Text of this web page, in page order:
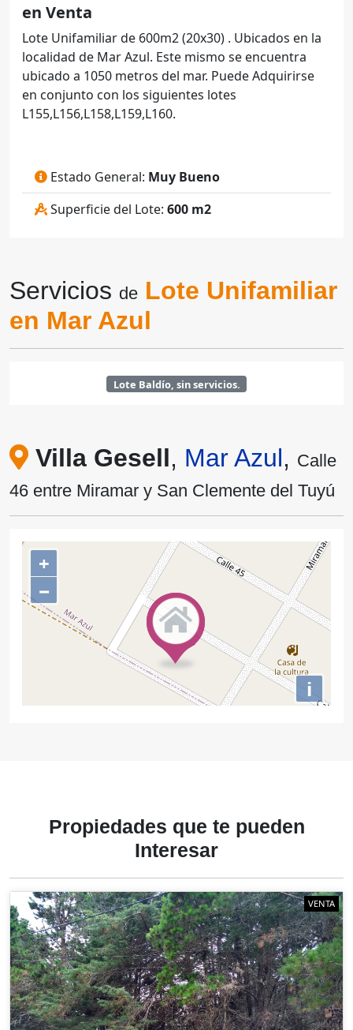
en Venta
Lote Unifamiliar de 600m2 (20x30) . Ubicados en la
localidad de Mar Azul. Este mismo se encuentra
ubicado a 1050 metros del mar. Puede Adquirirse
en conjunto con los siguientes lotes
L155,L156,L158,L159,L160.
Estado General: Muy Bueno
Superficie del Lote: 600 m2
Servicios de Lote Unifamiliar
en Mar Azul
Lote Baldío, sin servicios.
Villa Gesell, Mar Azul, Calle
46 entre Miramar y San Clemente del Tuyú
+
−
i
Propiedades que te pueden
Interesar
VENTA